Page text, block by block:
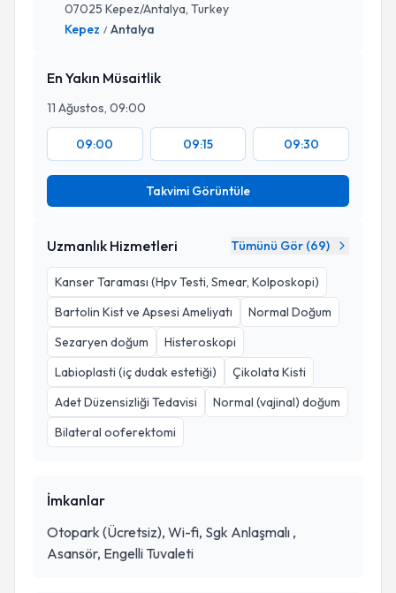
07025 Kepez/Antalya, Turkey
Kepez / Antalya
En Yakın Müsaitlik
11 Ağustos, 09:00
09:00 09:15 09:30
Takvimi Görüntüle
Uzmanlık Hizmetleri Tümünü Gör (69)
Kanser Taraması (Hpv Testi, Smear, Kolposkopi)
Bartolin Kist ve Apsesi Ameliyatı
Normal Doğum
Sezaryen doğum
Histeroskopi
Labioplasti (iç dudak estetiği)
Çikolata Kisti
Adet Düzensizliği Tedavisi
Normal (vajinal) doğum
Bilateral ooferektomi
İmkanlar
Otopark (Ücretsiz), Wi-fi, Sgk Anlaşmalı ,
Asansör, Engelli Tuvaleti